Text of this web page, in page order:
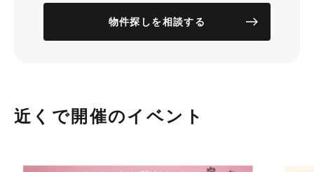
物件探しを相談する
近くで開催のイベント